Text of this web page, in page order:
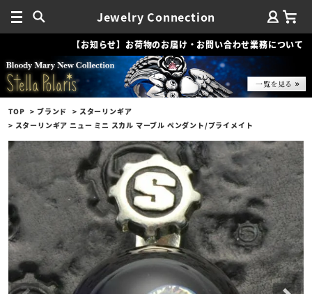
Jewelry Connection
【お知らせ】お荷物のお届け・お問い合わせ業務について
TOP ブランド
スターリンギア
スターリンギア ニュー ミニ スカル マーブル ペンダント/プライメイト